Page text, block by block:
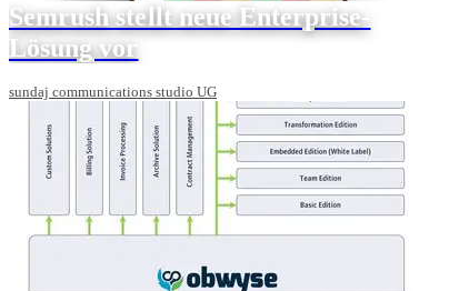
Semrush stellt neue Enterprise-
Lösung vor
sundaj communications studio UG